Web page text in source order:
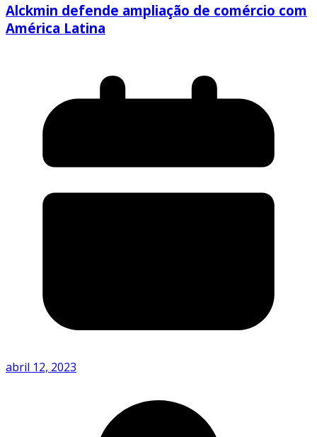
Alckmin defende ampliação de comércio com
América Latina
abril 12, 2023